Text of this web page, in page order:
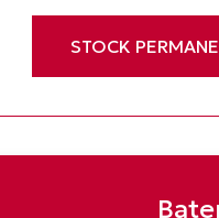
STOCK